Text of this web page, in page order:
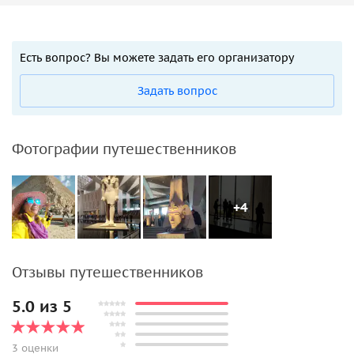
Есть вопрос? Вы можете задать его организатору
Задать вопрос
Фотографии путешественников
+4
Отзывы путешественников
5.0 из 5
3 оценки